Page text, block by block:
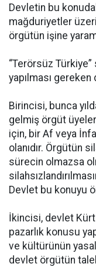
Devletin bu
mağduriyetler
örgütün işine
“Terörsüz
yapılması gereken
Birincisi, bunca
gelmiş örgüt
için, bir Af veya
olanıdır. Örgütün
sürecin olmazsa
Devlet bu konuyu
İkincisi, devlet Kürt
pazarlık konusu
ve kültürünün yasal
devlet örgütün